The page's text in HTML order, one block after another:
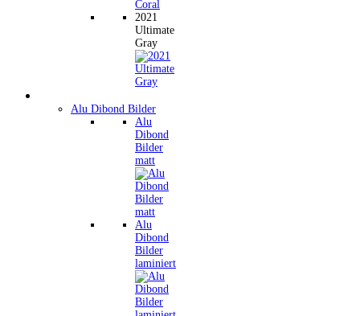
2021
Ultimate
Gray
Alu Dibond Bilder
Alu
Dibond
Bilder
matt
Alu
Dibond
Bilder
laminiert